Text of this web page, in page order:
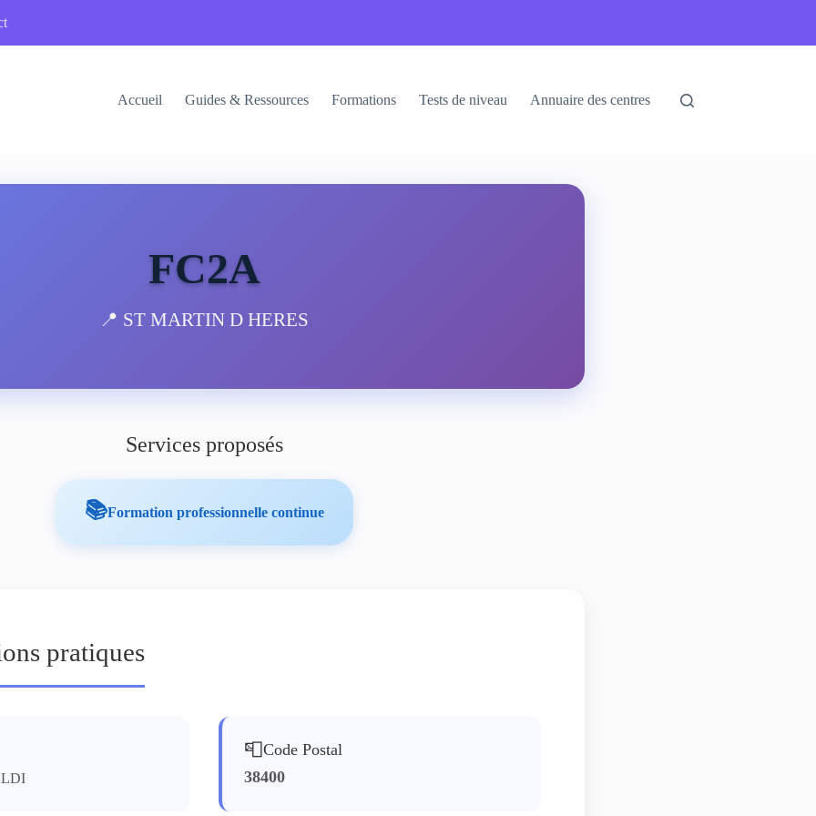
Accueil Guides & Ressources Formations Tests de niveau Annuaire des centres
FC2A
📍 ST MARTIN D HERES
Services proposés
📚Formation professionnelle continue
pratiques
📮Code Postal
38400